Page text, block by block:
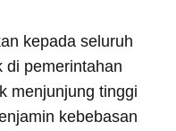
kepada seluruh
di pemerintahan
menjunjung tinggi
kebebasan